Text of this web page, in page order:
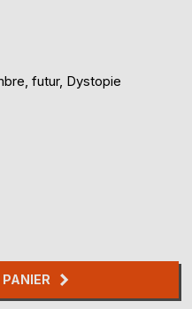
futur, Dystopie